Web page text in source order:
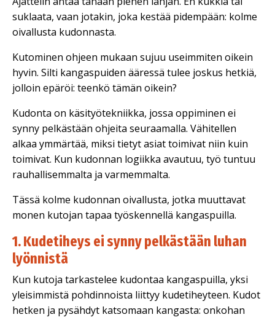
suklaata, vaan jotakin, joka kestää pidempään: kolme
oivallusta kudonnasta.
Kutominen ohjeen mukaan sujuu useimmiten oikein
hyvin. Silti kangaspuiden ääressä tulee joskus hetkiä,
jolloin epäröi: teenkö tämän oikein?
Kudonta on käsityötekniikka, jossa oppiminen ei
synny pelkästään ohjeita seuraamalla. Vähitellen
alkaa ymmärtää, miksi tietyt asiat toimivat niin kuin
toimivat. Kun kudonnan logiikka avautuu, työ tuntuu
rauhallisemmalta ja varmemmalta.
Tässä kolme kudonnan oivallusta, jotka muuttavat
monen kutojan tapaa työskennellä kangaspuilla.
1. Kudetiheys ei synny pelkästään luhan
lyönnistä
Kun kutoja tarkastelee kudontaa kangaspuilla, yksi
yleisimmistä pohdinnoista liittyy kudetiheyteen. Kudot
hetken ja pysähdyt katsomaan kangasta: onkohan